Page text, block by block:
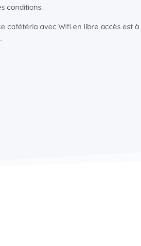
conditions.
cafétéria avec Wifi en libre accès est à